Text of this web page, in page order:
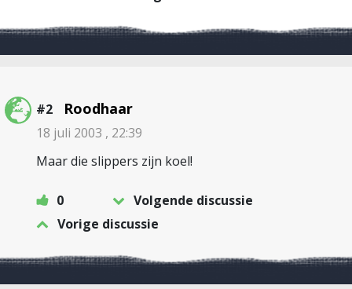
#2 Roodhaar
18 juli 2003 , 22:39
Maar die slippers zijn koel!
0
Volgende discussie
Vorige discussie